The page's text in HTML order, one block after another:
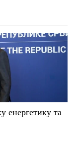
енергетику та